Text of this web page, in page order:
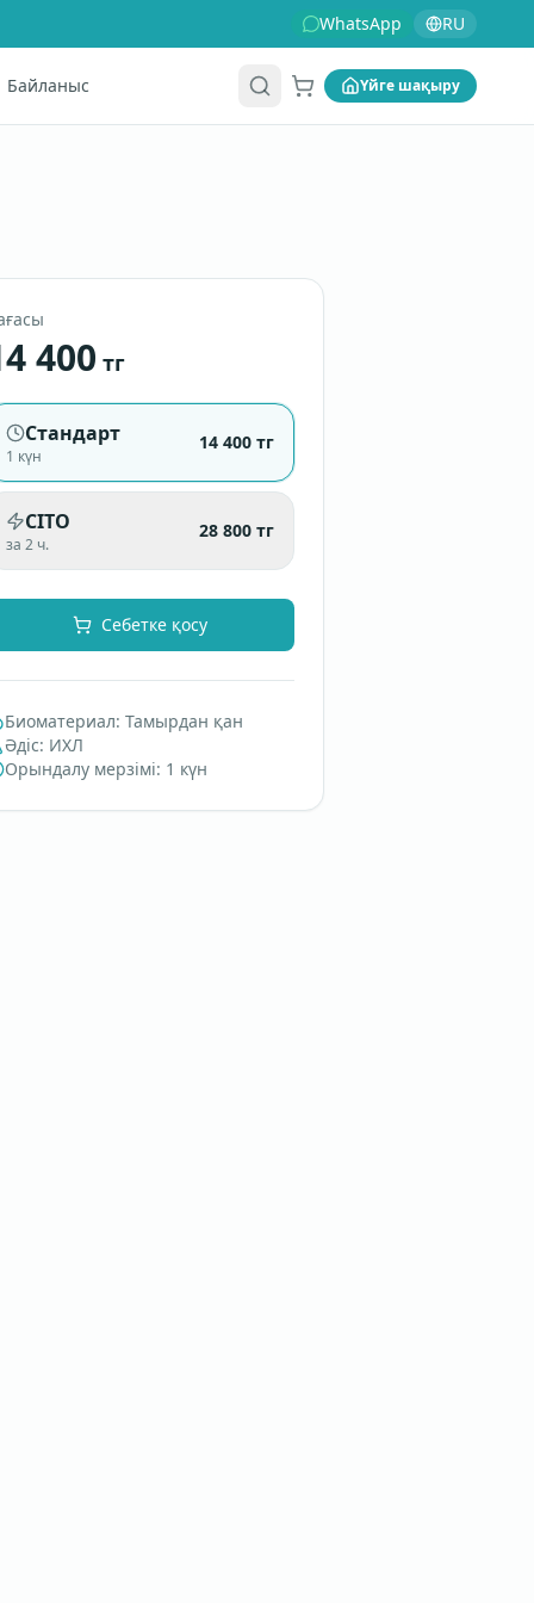
WhatsApp RU
Байланыс
Себет
Үйге шақыру
400 тг
Стандарт
1 күн
14 400 тг
CITO
за 2 ч.
28 800 тг
Себетке қосу
Биоматериал: Тамырдан қан
Әдіс: ИХЛ
Орындалу мерзімі: 1 күн